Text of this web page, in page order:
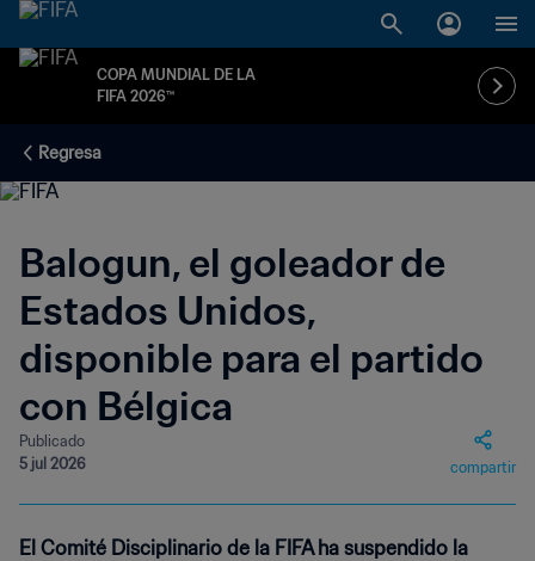
COPA MUNDIAL DE LA
FIFA 2026™
Regresa
Balogun, el goleador de
Estados Unidos,
disponible para el partido
con Bélgica
Publicado
5 jul 2026
compartir
El Comité Disciplinario de la FIFA ha suspendido la